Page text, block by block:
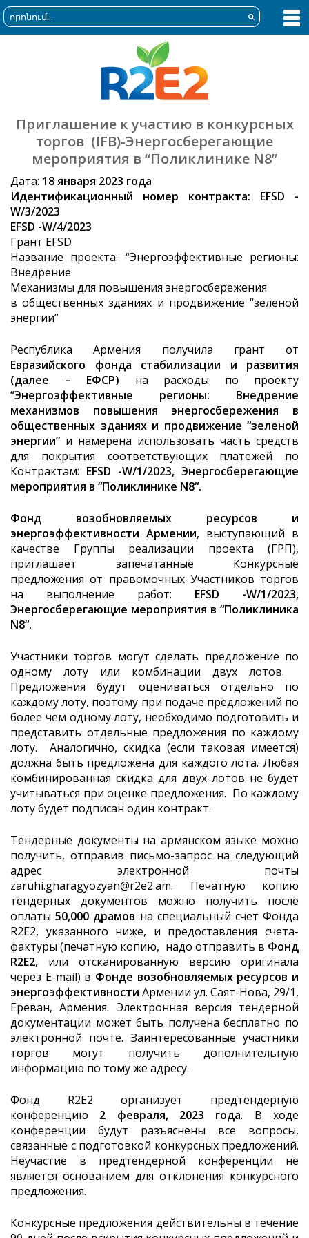
Приглашение к участию в конкурсных
торгов (IFB)-Энергосберегающие
мероприятия в “Поликлинике N8”
Дата: 18 января 2023 года
Идентификационный номер контракта: EFSD -
W/3/2023
EFSD -W/4/2023
Грант EFSD
Название проекта: “Энергоэффективные регионы:
Внедрение
Механизмы для повышения энергосбережения
в общественных зданиях и продвижение “зеленой
энергии”
Республика Армения получила грант от
Евразийского фонда стабилизации и развития
(далее – ЕФСР) на расходы по проекту
“Энергоэффективные регионы: Внедрение
механизмов повышения энергосбережения в
общественных зданиях и продвижение “зеленой
энергии” и намерена использовать часть средств
для покрытия соответствующих платежей по
Контрактам: EFSD -W/1/2023, Энергосберегающие
мероприятия в “Поликлинике N8“.
Фонд возобновляемых ресурсов и
энергоэффективности Армении, выступающий в
качестве Группы реализации проекта (ГРП),
приглашает запечатанные Конкурсные
предложения от правомочных Участников торгов
на выполнение работ: EFSD -W/1/2023,
Энергосберегающие мероприятия в “Поликлиника
N8“.
Участники торгов могут сделать предложение по
одному лоту или комбинации двух лотов.
Предложения будут оцениваться отдельно по
каждому лоту, поэтому при подаче предложений по
более чем одному лоту, необходимо подготовить и
представить отдельные предложения по каждому
лоту. Аналогично, скидка (если таковая имеется)
должна быть предложена для каждого лота. Любая
комбинированная скидка для двух лотов не будет
учитываться при оценке предложения. По каждому
лоту будет подписан один контракт.
Тендерные документы на армянском языке можно
получить, отправив письмо-запрос на следующий
адрес электронной почты
zaruhi.gharagyozyan@r2e2.am. Печатную копию
тендерных документов можно получить после
оплаты50,000 драмов на специальный счет Фонда
R2E2, указанного ниже, и предоставления счета-
фактуры (печатную копию, надо отправить в Фонд
R2E2, или отсканированную версию оригинала
через E-mail) в Фонде возобновляемых ресурсов и
энергоэффективности Армении ул. Саят-Нова, 29/1,
Ереван, Армения. Электронная версия тендерной
документации может быть получена бесплатно по
электронной почте. Заинтересованные участники
торгов могут получить дополнительную
информацию по тому же адресу.
Фонд R2E2 организует предтендерную
конференцию 2 февраля,2023 года. В ходе
конференции будут разъяснены все вопросы,
связанные с подготовкой конкурсных предложений.
Неучастие в предтендерной конференции не
является основанием для отклонения конкурсного
предложения.
Конкурсные предложения действительны в течение